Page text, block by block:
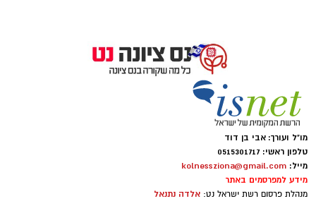
המשכן לאומנויות נס ציונה רשימת סרטים בנס
סרטי הקולנוע בנס ציונה – לפי תאריכים. סרטים
בנס ציונה המשכן לאומנויות ביקורת, המלצות ואל
לאומנויות כל הטריילרים בכתבה שלפניכם
מו"ל ועורך: אבי בן דוד
טלפון ראשי: 0515301717
מייל: kolnessziona@gmail.com
מידע למפרסמים באתר
מנהלת פרסום רשת ישראל נט: אלדה נתנאל